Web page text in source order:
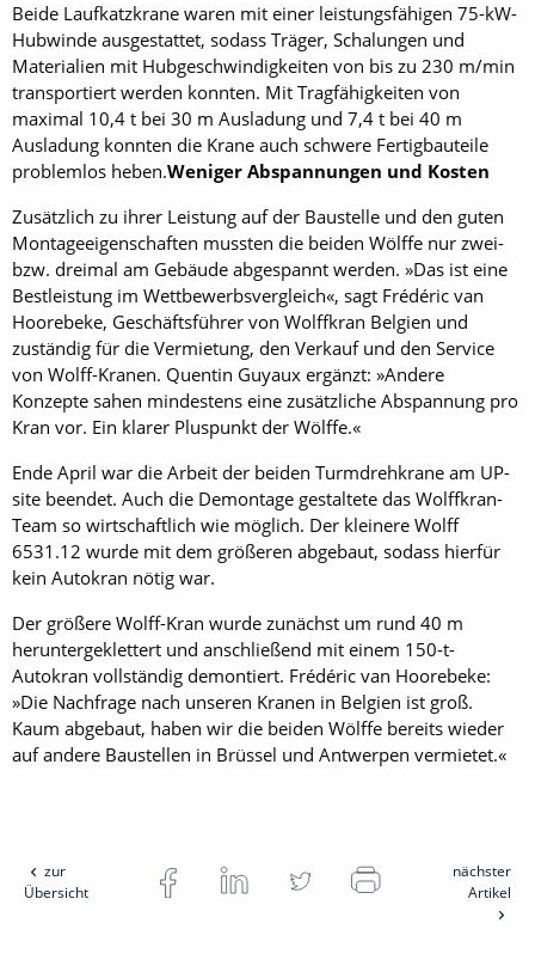
Beide Laufkatzkrane waren mit einer leistungsfähigen 75-kW-
Hubwinde ausgestattet, sodass Träger, Schalungen und
Materialien mit Hubgeschwindigkeiten von bis zu 230 m/min
transportiert werden konnten. Mit Tragfähigkeiten von
maximal 10,4 t bei 30 m Ausladung und 7,4 t bei 40 m
Ausladung konnten die Krane auch schwere Fertigbauteile
problemlos heben.Weniger Abspannungen und Kosten
Zusätzlich zu ihrer Leistung auf der Baustelle und den guten
Montageeigenschaften mussten die beiden Wölffe nur zwei-
bzw. dreimal am Gebäude abgespannt werden. »Das ist eine
Bestleistung im Wettbewerbsvergleich«, sagt Frédéric van
Hoorebeke, Geschäftsführer von Wolffkran Belgien und
zuständig für die Vermietung, den Verkauf und den Service
von Wolff-Kranen. Quentin Guyaux ergänzt: »Andere
Konzepte sahen mindestens eine zusätzliche Abspannung pro
Kran vor. Ein klarer Pluspunkt der Wölffe.«
Ende April war die Arbeit der beiden Turmdrehkrane am UP-
site beendet. Auch die Demontage gestaltete das Wolffkran-
Team so wirtschaftlich wie möglich. Der kleinere Wolff
6531.12 wurde mit dem größeren abgebaut, sodass hierfür
kein Autokran nötig war.
Der größere Wolff-Kran wurde zunächst um rund 40 m
heruntergeklettert und anschließend mit einem 150-t-
Autokran vollständig demontiert. Frédéric van Hoorebeke:
»Die Nachfrage nach unseren Kranen in Belgien ist groß.
Kaum abgebaut, haben wir die beiden Wölffe bereits wieder
auf andere Baustellen in Brüssel und Antwerpen ver­mietet.«
zur
Übersicht
nächster
Artikel